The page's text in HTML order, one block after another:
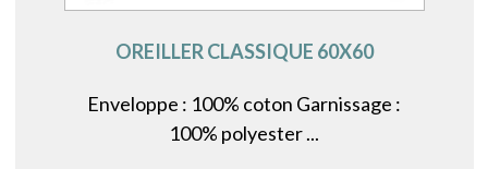
OREILLER CLASSIQUE 60X60
Enveloppe : 100% coton Garnissage :
100% polyester ...